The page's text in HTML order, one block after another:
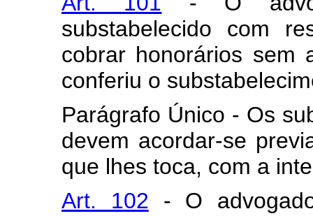
substabelecido com
cobrar honorários sem
conferiu o
Parágrafo Único - Os
devem acordar-se
que lhes toca, com a
Art. 102 - O